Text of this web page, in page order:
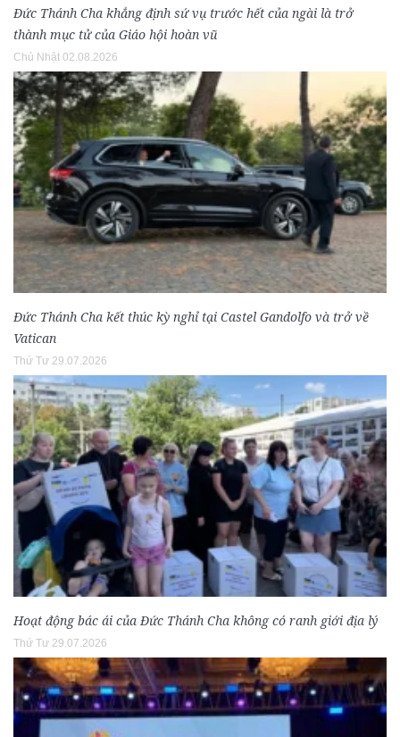
Đức Thánh Cha khẳng định sứ vụ trước hết của ngài là trở
thành mục tử của Giáo hội hoàn vũ
Chủ Nhật 02.08.2026
Đức Thánh Cha kết thúc kỳ nghỉ tại Castel Gandolfo và trở về
Vatican
Thứ Tư 29.07.2026
Hoạt động bác ái của Đức Thánh Cha không có ranh giới địa lý
Thứ Tư 29.07.2026